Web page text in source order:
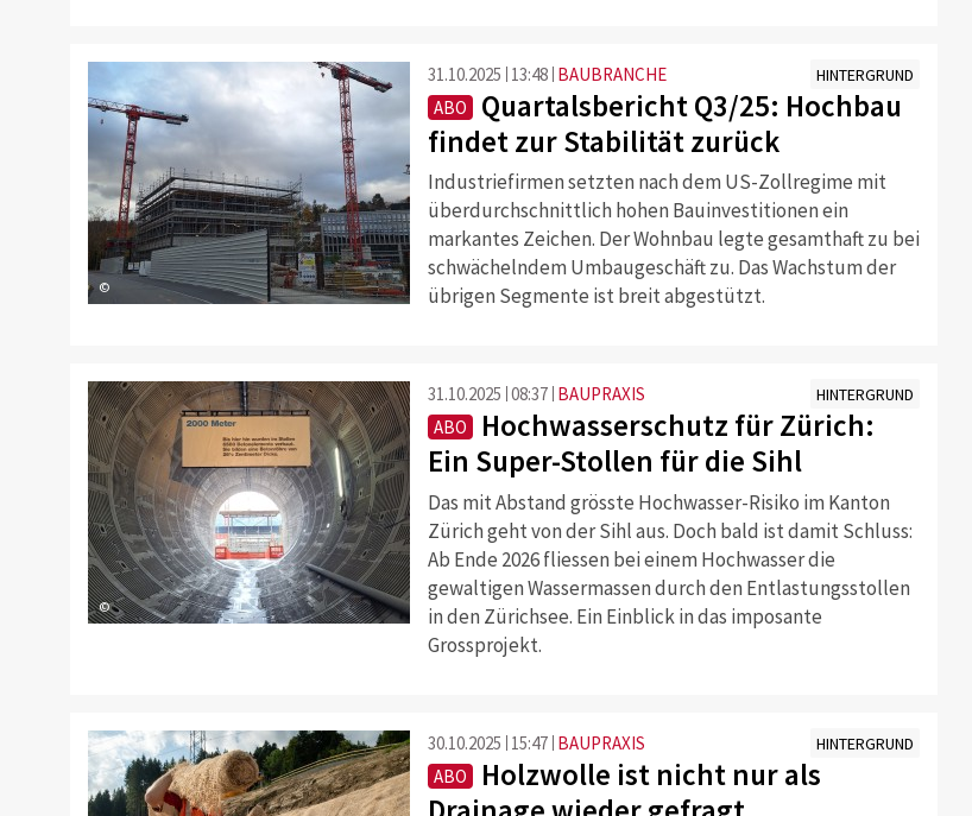
©
31.10.2025 13:48 BAUBRANCHE HINTERGRUND
ABO
Quartalsbericht Q3/25: Hochbau
findet zur Stabilität zurück
Industriefirmen setzten nach dem US-Zollregime mit
überdurchschnittlich hohen Bauinvestitionen ein
markantes Zeichen. Der Wohnbau legte gesamthaft zu bei
schwächelndem Umbaugeschäft zu. Das Wachstum der
übrigen Segmente ist breit abgestützt.
©
31.10.2025 08:37 BAUPRAXIS HINTERGRUND
ABO
Hochwasserschutz für Zürich:
Ein Super-Stollen für die Sihl
Das mit Abstand grösste Hochwasser-Risiko im Kanton
Zürich geht von der Sihl aus. Doch bald ist damit Schluss:
Ab Ende 2026 fliessen bei einem Hochwasser die
gewaltigen Wassermassen durch den Entlastungsstollen
in den Zürichsee. Ein Einblick in das imposante
Grossprojekt.
30.10.2025 15:47 BAUPRAXIS HINTERGRUND
ABO
Holzwolle ist nicht nur als